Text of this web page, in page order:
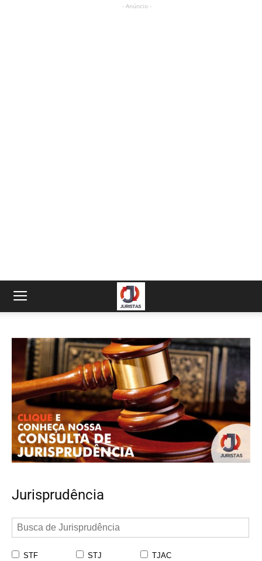
- Anúncio -
Jurisprudência
STF STJ
TJAC